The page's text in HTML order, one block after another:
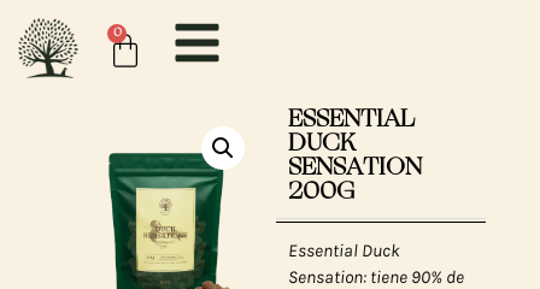
0
ESSENTIAL
DUCK
SENSATION
200G
Essential Duck
Sensation: tiene 90% de